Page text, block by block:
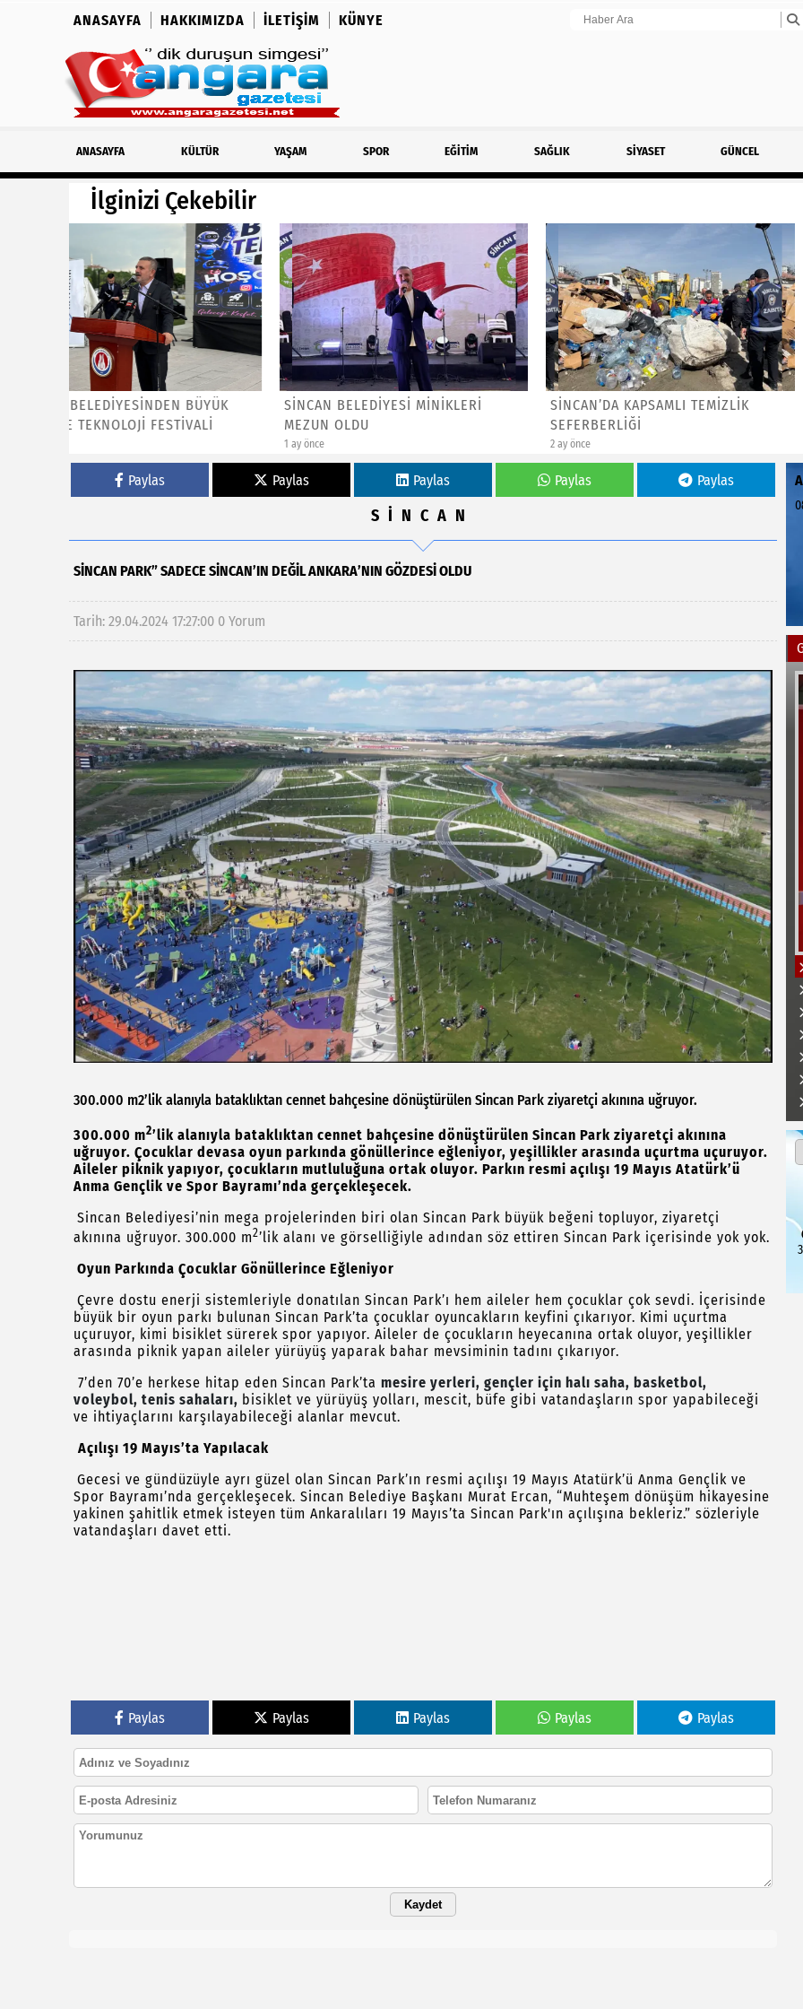
ANASAYFA HAKKIMIZDA İLETIŞIM KÜNYE
ANASAYFA KÜLTÜR YAŞAM SPOR EĞİTİM SAĞLIK SİYASET GÜNCEL
İlginizi Çekebilir
SİNCAN BELEDİYESİ MİNİKLERİ
MEZUN OLDU
SİNCAN’DA KAPSAMLI TEMİZLİK
SEFERBERLİĞİ
SİNCAN’DA KENTSEL
HAMLESİ BAŞLIYOR
Paylas Paylas Paylas Paylas Paylas
SİNCAN
SİNCAN PARK” SADECE SİNCAN’IN DEĞİL ANKARA’NIN GÖZDESİ OLDU
Tarih: 29.04.2024 17:27:00 0 Yorum
300.000 m2’lik alanıyla bataklıktan cennet bahçesine dönüştürülen Sincan Park ziyaretçi akınına uğruyor.
300.000 m2’lik alanıyla bataklıktan cennet bahçesine dönüştürülen Sincan Park ziyaretçi akınına
uğruyor. Çocuklar devasa oyun parkında gönüllerince eğleniyor, yeşillikler arasında uçurtma uçuruyor.
Aileler piknik yapıyor, çocukların mutluluğuna ortak oluyor. Parkın resmi açılışı 19 Mayıs Atatürk’ü
Anma Gençlik ve Spor Bayramı’nda gerçekleşecek.
Sincan Belediyesi’nin mega projelerinden biri olan Sincan Park büyük beğeni topluyor, ziyaretçi
akınına uğruyor. 300.000 m2’lik alanı ve görselliğiyle adından söz ettiren Sincan Park içerisinde yok yok.
Oyun Parkında Çocuklar Gönüllerince Eğleniyor
Çevre dostu enerji sistemleriyle donatılan Sincan Park’ı hem aileler hem çocuklar çok sevdi. İçerisinde
büyük bir oyun parkı bulunan Sincan Park’ta çocuklar oyuncakların keyfini çıkarıyor. Kimi uçurtma
uçuruyor, kimi bisiklet sürerek spor yapıyor. Aileler de çocukların heyecanına ortak oluyor, yeşillikler
arasında piknik yapan aileler yürüyüş yaparak bahar mevsiminin tadını çıkarıyor.
7’den 70’e herkese hitap eden Sincan Park’ta mesire yerleri, gençler için halı saha, basketbol,
voleybol, tenis sahaları, bisiklet ve yürüyüş yolları, mescit, büfe gibi vatandaşların spor yapabileceği
ve ihtiyaçlarını karşılayabileceği alanlar mevcut.
Açılışı 19 Mayıs’ta Yapılacak
Gecesi ve gündüzüyle ayrı güzel olan Sincan Park’ın resmi açılışı 19 Mayıs Atatürk’ü Anma Gençlik ve
Spor Bayramı’nda gerçekleşecek. Sincan Belediye Başkanı Murat Ercan, “Muhteşem dönüşüm hikayesine
yakinen şahitlik etmek isteyen tüm Ankaralıları 19 Mayıs’ta Sincan Park'ın açılışına bekleriz.” sözleriyle
vatandaşları davet etti.
Paylas Paylas Paylas Paylas Paylas
Kaydet